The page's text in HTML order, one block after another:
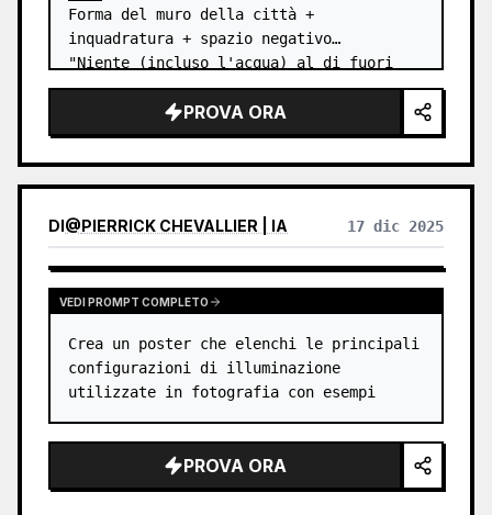
Forma del muro della città +
inquadratura + spazio negativo
"Niente (incluso l'acqua) al di fuori
delle mura della città"
I simboli di sfondo devono essere
discreti
Realismo d…
PROVA ORA
DI@PIERRICK CHEVALLIER | IA 17 dic 2025
VEDI PROMPT COMPLETO
Crea un poster che elenchi le principali
configurazioni di illuminazione
utilizzate in fotografia con esempi
PROVA ORA